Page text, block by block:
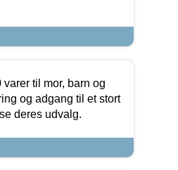
til mor, barn og
og adgang til et stort
deres udvalg.